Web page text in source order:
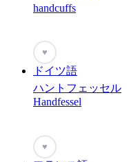
handcuffs
♥
ドイツ語
ハントフェッセル
Handfessel
♥